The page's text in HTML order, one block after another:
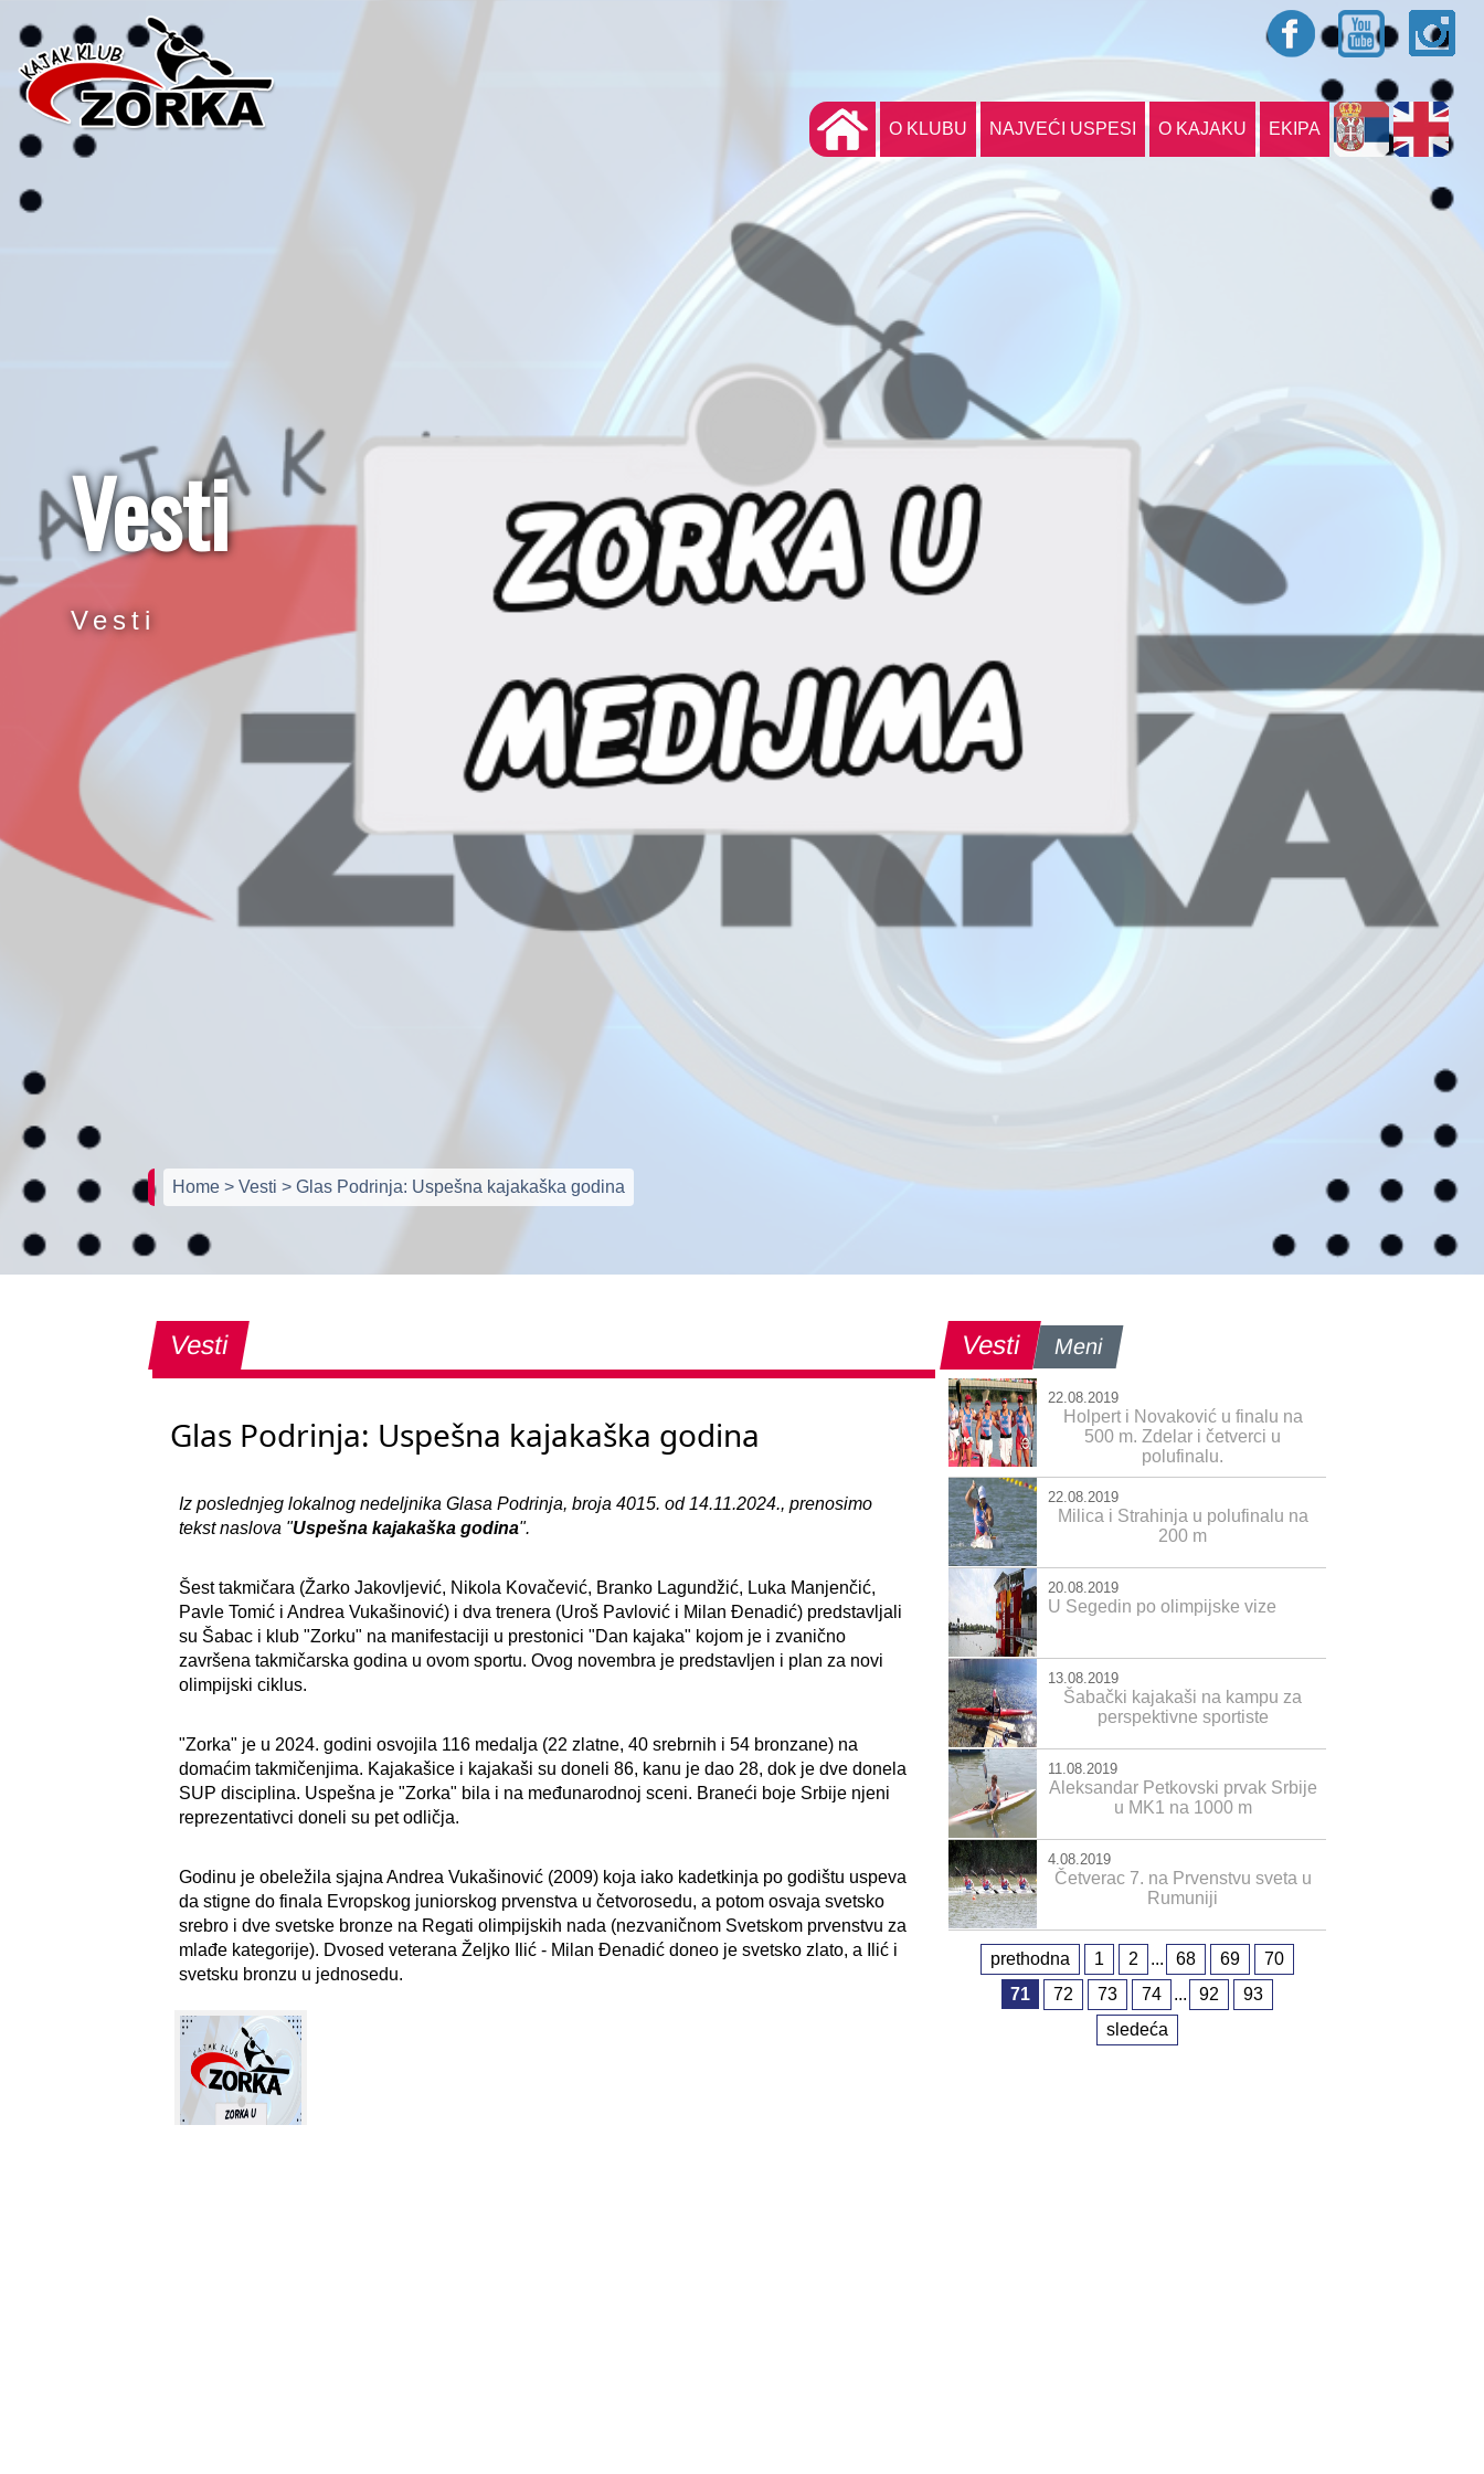
O KLUBU NAJVEĆI USPESI O KAJAKU EKIPA
Vesti
Vesti
Home> Vesti> Glas Podrinja: Uspešna kajakaška godina
Vesti
Glas Podrinja: Uspešna kajakaška godina
Iz poslednjeg lokalnog nedeljnika Glasa Podrinja, broja 4015. od 14.11.2024., prenosimo
tekst naslova "Uspešna kajakaška godina".
Šest takmičara (Žarko Jakovljević, Nikola Kovačević, Branko Lagundžić, Luka Manjenčić,
Pavle Tomić i Andrea Vukašinović) i dva trenera (Uroš Pavlović i Milan Đenadić) predstavljali
su Šabac i klub "Zorku" na manifestaciji u prestonici "Dan kajaka" kojom je i zvanično
završena takmičarska godina u ovom sportu. Ovog novembra je predstavljen i plan za novi
olimpijski ciklus.
"Zorka" je u 2024. godini osvojila 116 medalja (22 zlatne, 40 srebrnih i 54 bronzane) na
domaćim takmičenjima. Kajakašice i kajakaši su doneli 86, kanu je dao 28, dok je dve donela
SUP disciplina. Uspešna je "Zorka" bila i na međunarodnoj sceni. Braneći boje Srbije njeni
reprezentativci doneli su pet odličja.
Godinu je obeležila sjajna Andrea Vukašinović (2009) koja iako kadetkinja po godištu uspeva
da stigne do finala Evropskog juniorskog prvenstva u četvorosedu, a potom osvaja svetsko
srebro i dve svetske bronze na Regati olimpijskih nada (nezvaničnom Svetskom prvenstvu za
mlađe kategorije). Dvosed veterana Željko Ilić - Milan Đenadić doneo je svetsko zlato, a Ilić i
svetsku bronzu u jednosedu.
Vesti Meni
22.08.2019
Holpert i Novaković u finalu na
500 m. Zdelar i četverci u
polufinalu.
22.08.2019
Milica i Strahinja u polufinalu na
200 m
20.08.2019
U Segedin po olimpijske vize
13.08.2019
Šabački kajakaši na kampu za
perspektivne sportiste
11.08.2019
Aleksandar Petkovski prvak Srbije
u MK1 na 1000 m
4.08.2019
Četverac 7. na Prvenstvu sveta u
Rumuniji
prethodna 1 2 ... 68 69
70
71
72 73 74 ... 92
93
sledeća